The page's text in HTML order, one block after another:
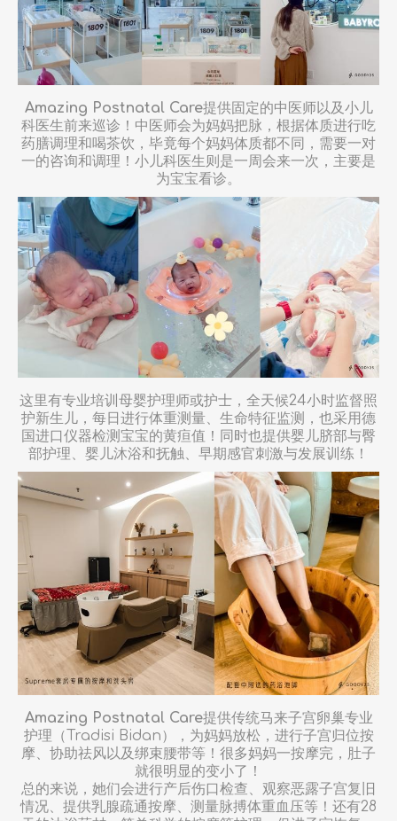
Amazing Postnatal Care提供固定的中医师以及小儿
科医生前来巡诊！中医师会为妈妈把脉，根据体质进行吃
药膳调理和喝茶饮，毕竟每个妈妈体质都不同，需要一对
一的咨询和调理！小儿科医生则是一周会来一次，主要是
为宝宝看诊。
这里有专业培训母婴护理师或护士，全天候24小时监督照
护新生儿，每日进行体重测量、生命特征监测，也采用德
国进口仪器检测宝宝的黄疸值！同时也提供婴儿脐部与臀
部护理、婴儿沐浴和抚触、早期感官刺激与发展训练！
Amazing Postnatal Care提供传统马来子宫卵巢专业
护理（Tradisi Bidan），为妈妈放松，进行子宫归位按
摩、协助祛风以及绑束腰带等！很多妈妈一按摩完，肚子
就很明显的变小了！
总的来说，她们会进行产后伤口检查、观察恶露子宫复旧
情况、提供乳腺疏通按摩、测量脉搏体重血压等！还有28